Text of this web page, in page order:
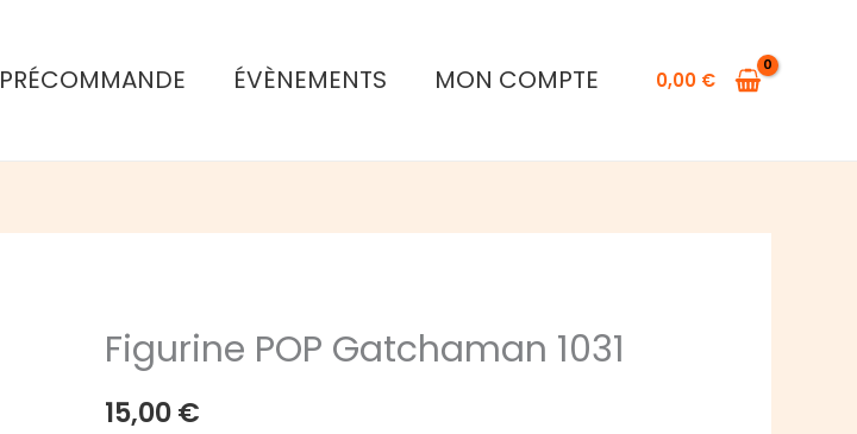
PRÉCOMMANDE ÉVÈNEMENTS MON COMPTE 0,00 €
Figurine POP Gatchaman 1031
15,00€
POP